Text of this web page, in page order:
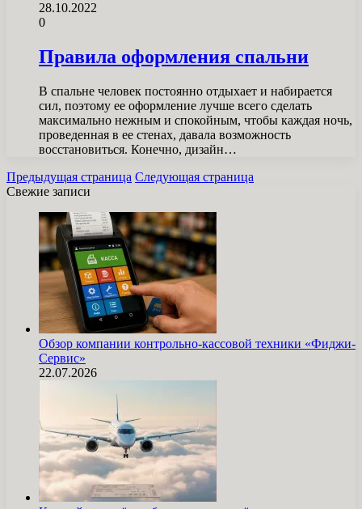
28.10.2022
0
Правила оформления спальни
В спальне человек постоянно отдыхает и набирается
сил, поэтому ее оформление лучше всего сделать
максимально нежным и спокойным, чтобы каждая ночь,
проведенная в ее стенах, давала возможность
восстановиться. Конечно, дизайн…
Предыдущая страница Следующая страница
Свежие записи
Обзор компании контрольно-кассовой техники «Фиджи-
Сервис»
22.07.2026